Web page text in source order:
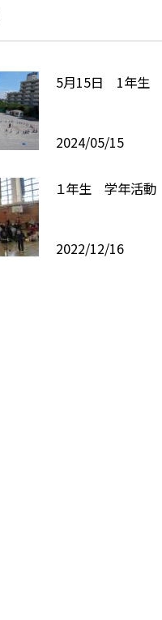
5月15日 1年生
2024/05/15
１年生 学年活動
2022/12/16